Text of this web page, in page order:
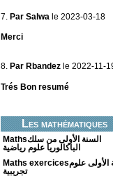
7. Par Salwa le 2023-03-18
Merci
8. Par Rbandez le 2022-11-
Trés Bon resumé
Les mathématiques
Mathsالسنة الأولى من سلك
الباكالوريا علوم رياضية
Maths exercicesالسنة الأولى علوم
تجريبية